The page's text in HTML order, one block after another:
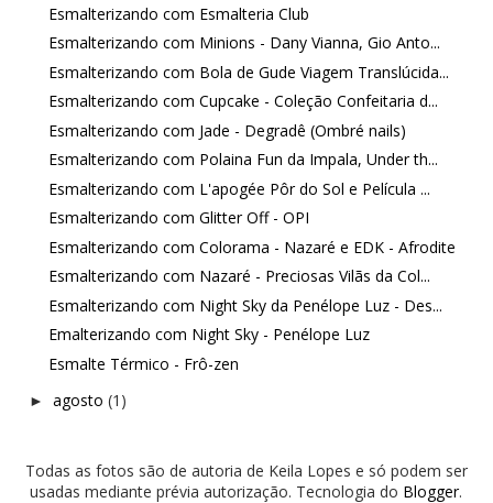
Esmalterizando com Esmalteria Club
Esmalterizando com Minions - Dany Vianna, Gio Anto...
Esmalterizando com Bola de Gude Viagem Translúcida...
Esmalterizando com Cupcake - Coleção Confeitaria d...
Esmalterizando com Jade - Degradê (Ombré nails)
Esmalterizando com Polaina Fun da Impala, Under th...
Esmalterizando com L'apogée Pôr do Sol e Película ...
Esmalterizando com Glitter Off - OPI
Esmalterizando com Colorama - Nazaré e EDK - Afrodite
Esmalterizando com Nazaré - Preciosas Vilãs da Col...
Esmalterizando com Night Sky da Penélope Luz - Des...
Emalterizando com Night Sky - Penélope Luz
Esmalte Térmico - Frô-zen
► agosto (1)
Todas as fotos são de autoria de Keila Lopes e só podem ser
usadas mediante prévia autorização. Tecnologia do Blogger.